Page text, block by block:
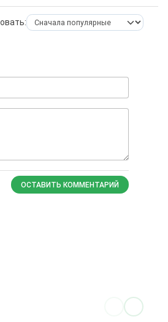
ОСТАВИТЬ КОММЕНТАРИЙ